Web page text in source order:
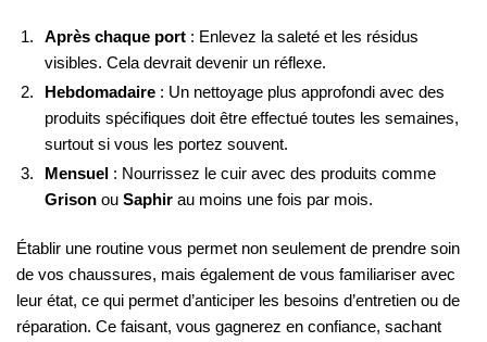
Après chaque port : Enlevez la saleté et les résidus
visibles. Cela devrait devenir un réflexe.
Hebdomadaire : Un nettoyage plus approfondi avec des
produits spécifiques doit être effectué toutes les semaines,
surtout si vous les portez souvent.
Mensuel : Nourrissez le cuir avec des produits comme
Grison ou Saphir au moins une fois par mois.
Établir une routine vous permet non seulement de prendre soin
de vos chaussures, mais également de vous familiariser avec
leur état, ce qui permet d’anticiper les besoins d’entretien ou de
réparation. Ce faisant, vous gagnerez en confiance, sachant